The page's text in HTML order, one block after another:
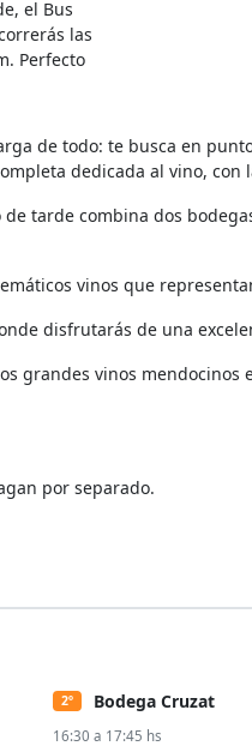
el Bus
las
Perfecto
de todo: te busca en
dedicada al vino,
tarde combina dos
vinos que
disfrutarás de una
grandes vinos mendocinos
por separado.
2º Bodega Cruzat
16:30 a 17:45 hs